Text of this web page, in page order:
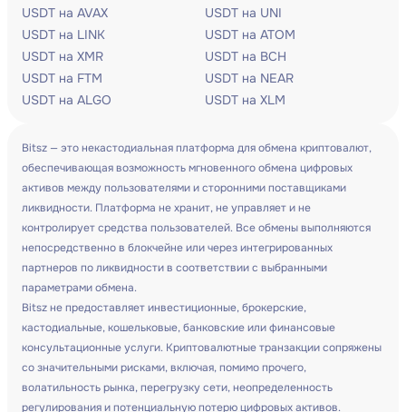
USDT на AVAX
USDT на UNI
USDT на LINK
USDT на ATOM
USDT на XMR
USDT на BCH
USDT на FTM
USDT на NEAR
USDT на ALGO
USDT на XLM
Bitsz — это некастодиальная платформа для обмена криптовалют,
обеспечивающая возможность мгновенного обмена цифровых
активов между пользователями и сторонними поставщиками
ликвидности. Платформа не хранит, не управляет и не
контролирует средства пользователей. Все обмены выполняются
непосредственно в блокчейне или через интегрированных
партнеров по ликвидности в соответствии с выбранными
параметрами обмена.
Bitsz не предоставляет инвестиционные, брокерские,
кастодиальные, кошельковые, банковские или финансовые
консультационные услуги. Криптовалютные транзакции сопряжены
со значительными рисками, включая, помимо прочего,
волатильность рынка, перегрузку сети, неопределенность
регулирования и потенциальную потерю цифровых активов.